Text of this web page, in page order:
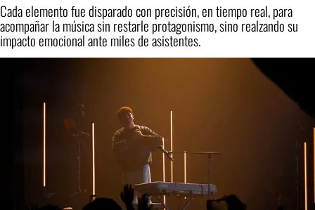
Cada elemento fue disparado con precisión, en tiempo real, para
acompañar la música sin restarle protagonismo, sino realzando su
impacto emocional ante miles de asistentes.